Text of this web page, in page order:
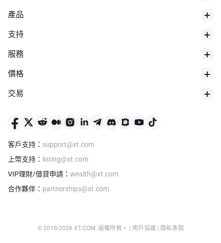
24h最低價
產品
支持
服務
價格
交易
客戶支持 ： support@xt.com
上幣支持 ：
listing@xt.com
VIP理財/借貸申請 ： wealth@xt.com
合作夥伴 ： partnerships@xt.com
© 2018-2026 XT.COM. 版權所有。 用戶協議 隐私条款